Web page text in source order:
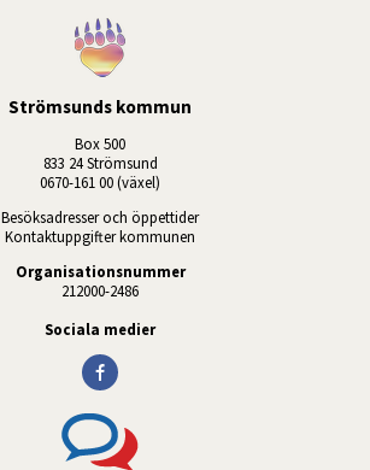
Strömsunds kommun
Box 500
833 24 Strömsund
0670-161 00 (växel)
Besöksadresser och öppettider
Kontaktuppgifter kommunen
Organisationsnummer
212000-2486
Sociala medier